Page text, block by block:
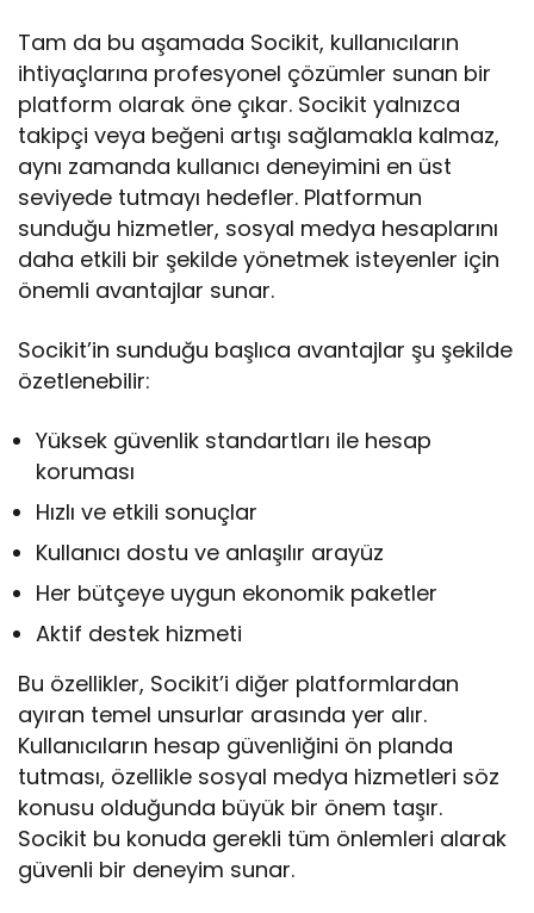
Tam da bu aşamada Socikit, kullanıcıların
ihtiyaçlarına profesyonel çözümler sunan bir
platform olarak öne çıkar. Socikit yalnızca
takipçi veya beğeni artışı sağlamakla kalmaz,
aynı zamanda kullanıcı deneyimini en üst
seviyede tutmayı hedefler. Platformun
sunduğu hizmetler, sosyal medya hesaplarını
daha etkili bir şekilde yönetmek isteyenler için
önemli avantajlar sunar.
Socikit’in sunduğu başlıca avantajlar şu şekilde
özetlenebilir:
Yüksek güvenlik standartları ile hesap
koruması
Hızlı ve etkili sonuçlar
Kullanıcı dostu ve anlaşılır arayüz
Her bütçeye uygun ekonomik paketler
Aktif destek hizmeti
Bu özellikler, Socikit’i diğer platformlardan
ayıran temel unsurlar arasında yer alır.
Kullanıcıların hesap güvenliğini ön planda
tutması, özellikle sosyal medya hizmetleri söz
konusu olduğunda büyük bir önem taşır.
Socikit bu konuda gerekli tüm önlemleri alarak
güvenli bir deneyim sunar.